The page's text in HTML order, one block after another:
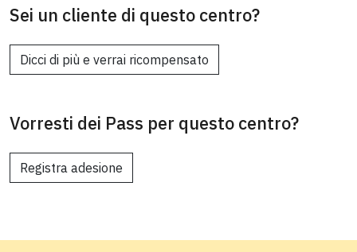
Sei un cliente di questo centro?
Dicci di più e verrai ricompensato
Vorresti dei Pass per questo centro?
Registra adesione